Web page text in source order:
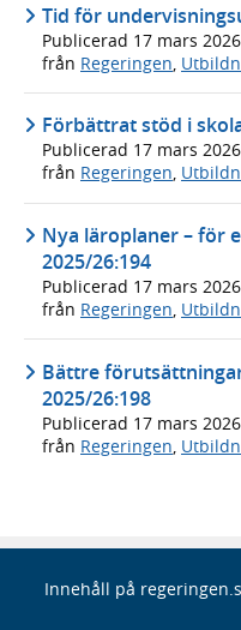
Tid för
Publicerad 17 mars 2026
från Regeringen
Förbättrat stöd i
Publicerad 17 mars 2026
från Regeringen,
Nya läroplaner – för
2025/26:194
Publicerad 17 mars 2026
från Regeringen,
Bättre
2025/26:198
Publicerad 17 mars 2026
från Regeringen
Innehåll på